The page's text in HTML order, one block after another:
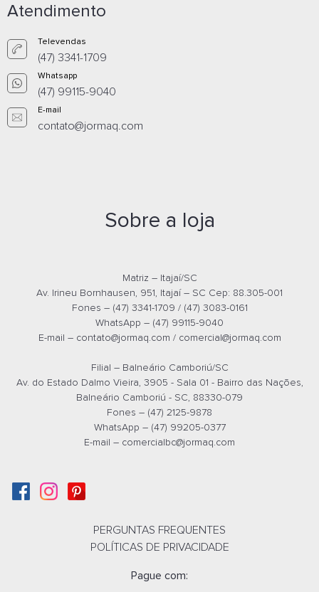
Orçamento por
Atendimento
Televendas
(47) 3341-1709
Whatsapp
(47) 99115-9040
E-mail
contato@jormaq.com
Sobre a loja
Matriz – Itajaí/SC
Av. Irineu Bornhausen, 951, Itajaí – SC Cep: 88.305-001
Fones – (47) 3341-1709 / (47) 3083-0161
WhatsApp – (47) 99115-9040
E-mail – contato@jormaq.com / comercial@jormaq.com
Filial – Balneário Camboriú/SC
Av. do Estado Dalmo Vieira, 3905 - Sala 01 - Bairro das Nações,
Balneário Camboriú - SC, 88330-079
Fones – (47) 2125-9878
WhatsApp – (47) 99205-0377
E-mail – comercialbc@jormaq.com
PERGUNTAS FREQUENTES
POLÍTICAS DE PRIVACIDADE
Pague com: